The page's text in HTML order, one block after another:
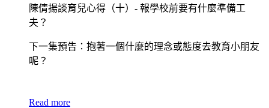
陳倩揚談育兒心得（十）- 報學校前要有什麼準備工
夫？
下一集預告：抱著一個什麼的理念或態度去教育小朋友
呢？
Read more